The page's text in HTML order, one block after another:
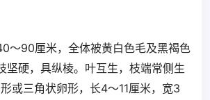
～90厘米，全体被黄白色毛及黑褐色
坚硬，具纵棱。叶互生，枝端常侧生
或三角状卵形，长4～11厘米，宽3